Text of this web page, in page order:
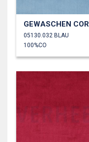
05130.032 BLAU
100%CO